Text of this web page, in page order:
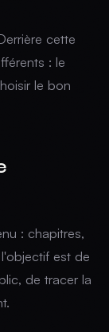
cette
: le
le bon
: chapitres,
est de
de tracer la